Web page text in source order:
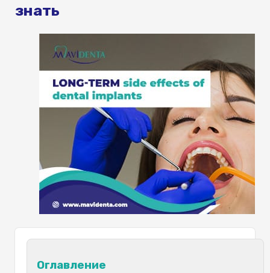
знать
Оглавление